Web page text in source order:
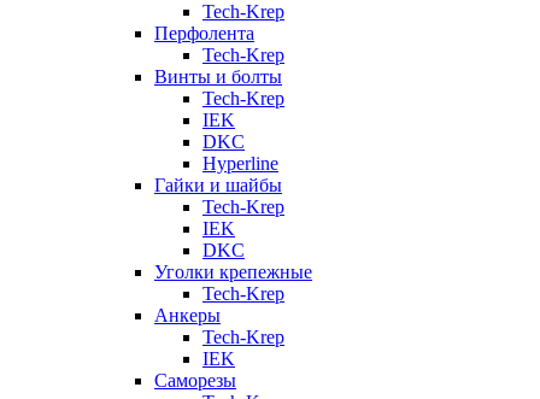
Tech-Krep
Перфолента
Tech-Krep
Винты и болты
Tech-Krep
IEK
DKC
Hyperline
Гайки и шайбы
Tech-Krep
IEK
DKC
Уголки крепежные
Tech-Krep
Анкеры
Tech-Krep
IEK
Саморезы